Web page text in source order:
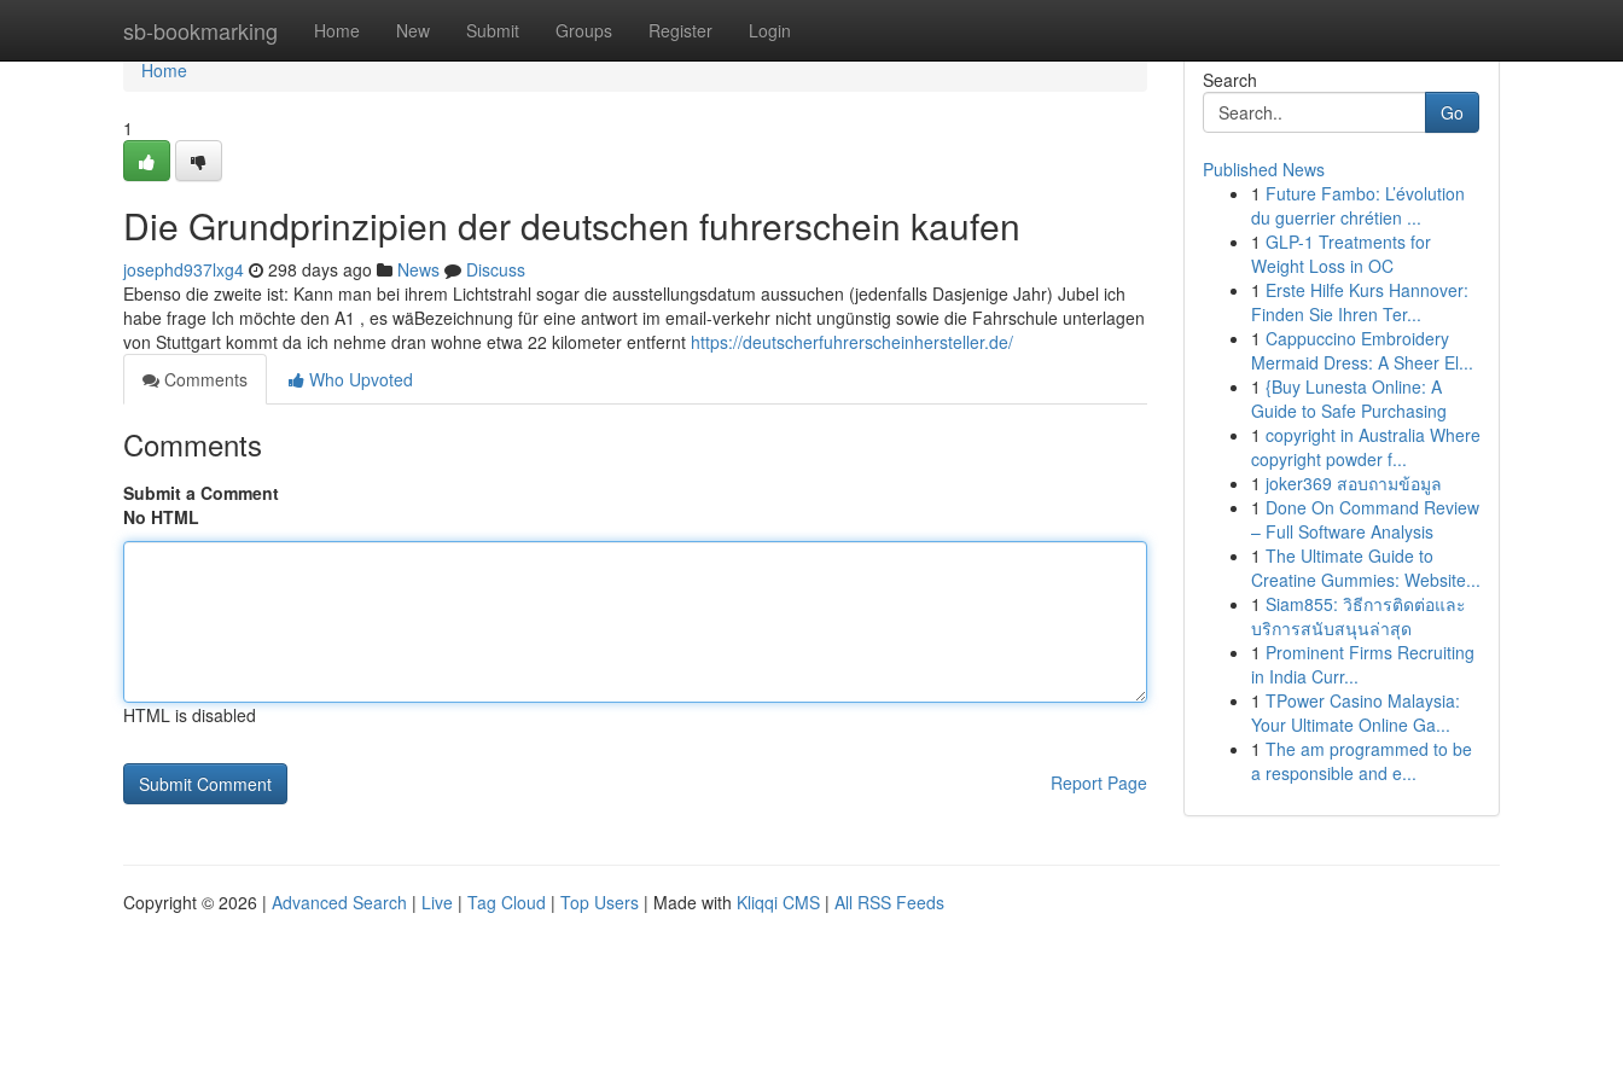
sb-bookmarking Home New Submit Groups Register Login
Home
Home
1
Die Grundprinzipien der deutschen fuhrerschein kaufen
josephd937lxg4 298 days ago News
Discuss
Ebenso die zweite ist: Kann man bei ihrem Lichtstrahl sogar die ausstellungsdatum aussuchen (jedenfalls Dasjenige Jahr) Jubel ich
habe frage Ich möchte den A1 , es wäBezeichnung für eine antwort im email-verkehr nicht ungünstig sowie die Fahrschule unterlagen
von Stuttgart kommt da ich nehme dran wohne etwa 22 kilometer entfernt https://deutscherfuhrerscheinhersteller.de/
Comments
Who Upvoted
Comments
Submit a Comment
No HTML
HTML is disabled
Report Page
Search
Go
Published News
1 Future Fambo: L’évolution
du guerrier chrétien ...
1 GLP-1 Treatments for
Weight Loss in OC
1 Erste Hilfe Kurs Hannover:
Finden Sie Ihren Ter...
1 Cappuccino Embroidery
Mermaid Dress: A Sheer El...
1 {Buy Lunesta Online: A
Guide to Safe Purchasing
1 copyright in Australia Where
copyright powder f...
1 joker369 สอบถามข้อมูล
1 Done On Command Review
– Full Software Analysis
1 The Ultimate Guide to
Creatine Gummies: Website...
1 Siam855: วิธีการติดต่อและ
บริการสนับสนุนล่าสุด
1 Prominent Firms Recruiting
in India Curr...
1 TPower Casino Malaysia:
Your Ultimate Online Ga...
1 The am programmed to be
a responsible and e...
Copyright © 2026 | Advanced Search | Live | Tag Cloud | Top Users | Made with Kliqqi CMS | All RSS Feeds